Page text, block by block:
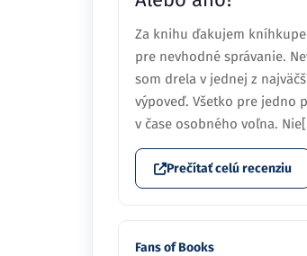
Za knihu ďakujem
pre nevhodné správanie.
som drela v jednej z
výpoveď. Všetko pre jedno
v čase osobného voľna.
Prečítať celú recenziu
Fans of Books